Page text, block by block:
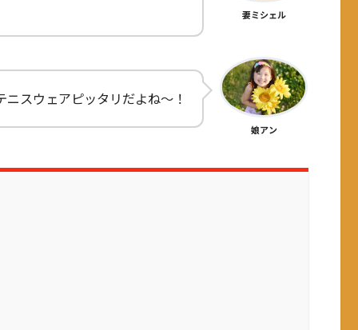
妻ミシェル
スウェアピッタリだよね～！
娘アン